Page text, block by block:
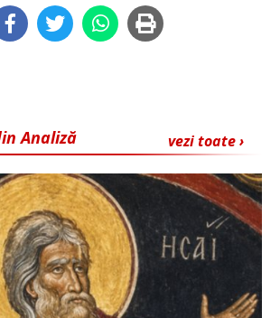
vezi toate ›
Analiză